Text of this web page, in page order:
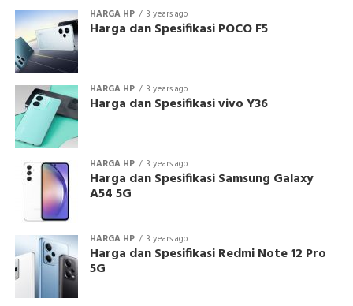
HARGA HP 3 years ago
Harga dan Spesifikasi POCO F5
HARGA HP 3 years ago
Harga dan Spesifikasi vivo Y36
HARGA HP 3 years ago
Harga dan Spesifikasi Samsung Galaxy
A54 5G
HARGA HP 3 years ago
Harga dan Spesifikasi Redmi Note 12 Pro
5G